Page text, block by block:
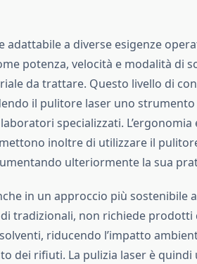
a diverse esigenze
potenza, velocità e modalità di
da trattare. Questo livello di
il pulitore laser uno
specializzati. L’ergonomia
inoltre di utilizzare il
ulteriormente la sua
in un approccio più sostenibile
tradizionali, non richiede prodotti
riducendo l’impatto
dei rifiuti. La pulizia laser è quindi